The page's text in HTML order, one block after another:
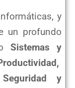
y
un profundo
Sistemas y
y